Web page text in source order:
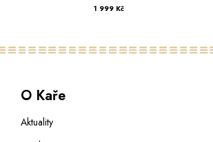
1 999 Kč
O Kaře
Aktuality